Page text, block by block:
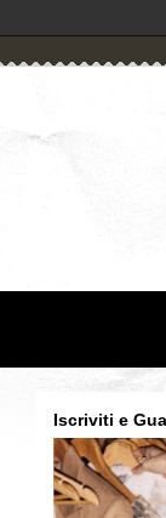
Iscriviti e